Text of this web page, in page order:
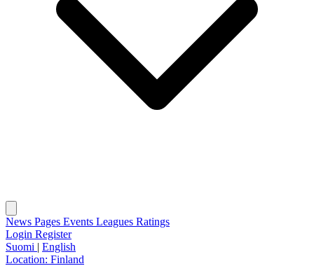
News Pages Events Leagues Ratings
Login Register
Suomi | English
Location: Finland